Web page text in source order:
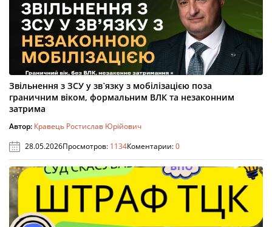
Звільнення з ЗСУ у зв`язку з мобілізацією поза
граничним віком, формальним ВЛК та незаконним
затрима
Автор: Кравець Ростислав Юрійович
28.05.2026Просмотров: 1134Коментарии:0